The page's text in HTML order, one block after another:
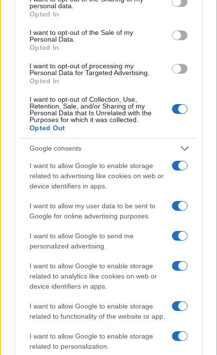
grant or deny consent to Google and its third-party tags to
use your data for below specified purposes in below Google
consent section.
personal data.
Opted In
I want to opt-out of the Sale of my
Personal Data.
Opted In
I want to opt-out of processing my
Personal Data for Targeted Advertising.
Opted In
I want to opt-out of Collection, Use,
Retention, Sale, and/or Sharing of my
Personal Data that Is Unrelated with the
Purposes for which it was collected.
Opted Out
Google consents
I want to allow Google to enable storage
related to advertising like cookies on web or
device identifiers in apps.
I want to allow my user data to be sent to
Google for online advertising purposes.
I want to allow Google to send me
personalized advertising.
I want to allow Google to enable storage
related to analytics like cookies on web or
device identifiers in apps.
I want to allow Google to enable storage
related to functionality of the website or app.
I want to allow Google to enable storage
related to personalization.
« Je suis seule, j’ai faim » : une retraitée a
demandé de l’aide et deux policiers lui ont préparé
le dîner
qui se sont rendus au domicile de la femme.
Infos Rédaction · 21 Juil 2021
La véritable histoire d’Edward Mordrake,
l’homme aux deux visages
Tout allait alimenter le mythe d'un ogre touché par quelque force
surnaturelle et exagéré ou inventé par des années de narration orale.…
FAITS DIVERS